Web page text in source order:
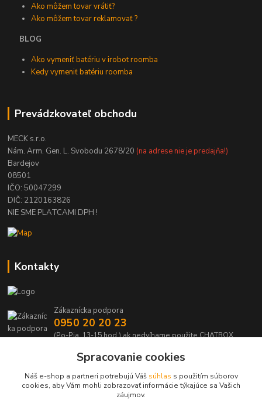
Ako môžem tovar vrátiť?
Ako môžem tovar reklamovať ?
BLOG
Ako vymeniť batériu v irobot roomba
Kedy vymeniť batériu roomba
Prevádzkovateľ obchodu
MECK s.r.o.
Nám. Arm. Gen. L. Svobodu 2678/20 (na adrese nie je predajňa!)
Bardejov
08501
IČO: 50047299
DIČ: 2120163826
NIE SME PLATCAMI DPH !
Kontakty
Zákaznícka podpora
0950 20 20 23
(Po-Pia, 13-15 hod.) ak nedvíhame použite CHATBOX
info@kabelmanie.skSpracovanie cookies
Náš e-shop a partneri potrebujú Váš súhlas s použitím súborov
cookies, aby Vám mohli zobrazovať informácie týkajúce sa Vašich
záujmov.